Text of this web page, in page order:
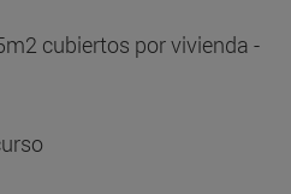
cubiertos por vivienda -